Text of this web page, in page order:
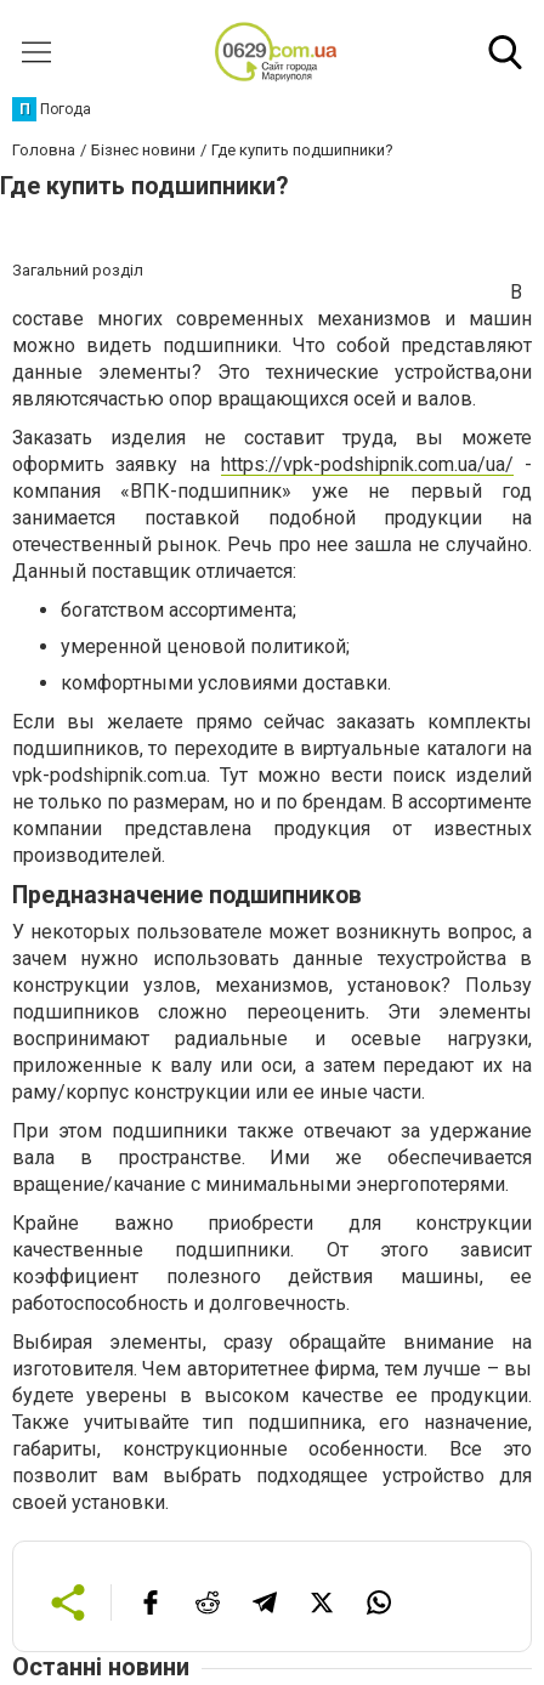
П Погода
Головна Бізнес новини Где купить подшипники?
Где купить подшипники?
Загальний розділ
В
составе многих современных механизмов и машин
можно видеть подшипники. Что собой представляют
данные элементы? Это технические устройства,они
являютсячастью опор вращающихся осей и валов.
Заказать изделия не составит труда, вы можете
оформить заявку на https://vpk-podshipnik.com.ua/ua/ -
компания «ВПК-подшипник» уже не первый год
занимается поставкой подобной продукции на
отечественный рынок. Речь про нее зашла не случайно.
Данный поставщик отличается:
богатством ассортимента;
умеренной ценовой политикой;
комфортными условиями доставки.
Если вы желаете прямо сейчас заказать комплекты
подшипников, то переходите в виртуальные каталоги на
vpk-podshipnik.com.ua. Тут можно вести поиск изделий
не только по размерам, но и по брендам. В ассортименте
компании представлена продукция от известных
производителей.
Предназначение подшипников
У некоторых пользователе может возникнуть вопрос, а
зачем нужно использовать данные техустройства в
конструкции узлов, механизмов, установок? Пользу
подшипников сложно переоценить. Эти элементы
воспринимают радиальные и осевые нагрузки,
приложенные к валу или оси, а затем передают их на
раму/корпус конструкции или ее иные части.
При этом подшипники также отвечают за удержание
вала в пространстве. Ими же обеспечивается
вращение/качание с минимальными энергопотерями.
Крайне важно приобрести для конструкции
качественные подшипники. От этого зависит
коэффициент полезного действия машины, ее
работоспособность и долговечность.
Выбирая элементы, сразу обращайте внимание на
изготовителя. Чем авторитетнее фирма, тем лучше – вы
будете уверены в высоком качестве ее продукции.
Также учитывайте тип подшипника, его назначение,
габариты, конструкционные особенности. Все это
позволит вам выбрать подходящее устройство для
своей установки.
Останні новини